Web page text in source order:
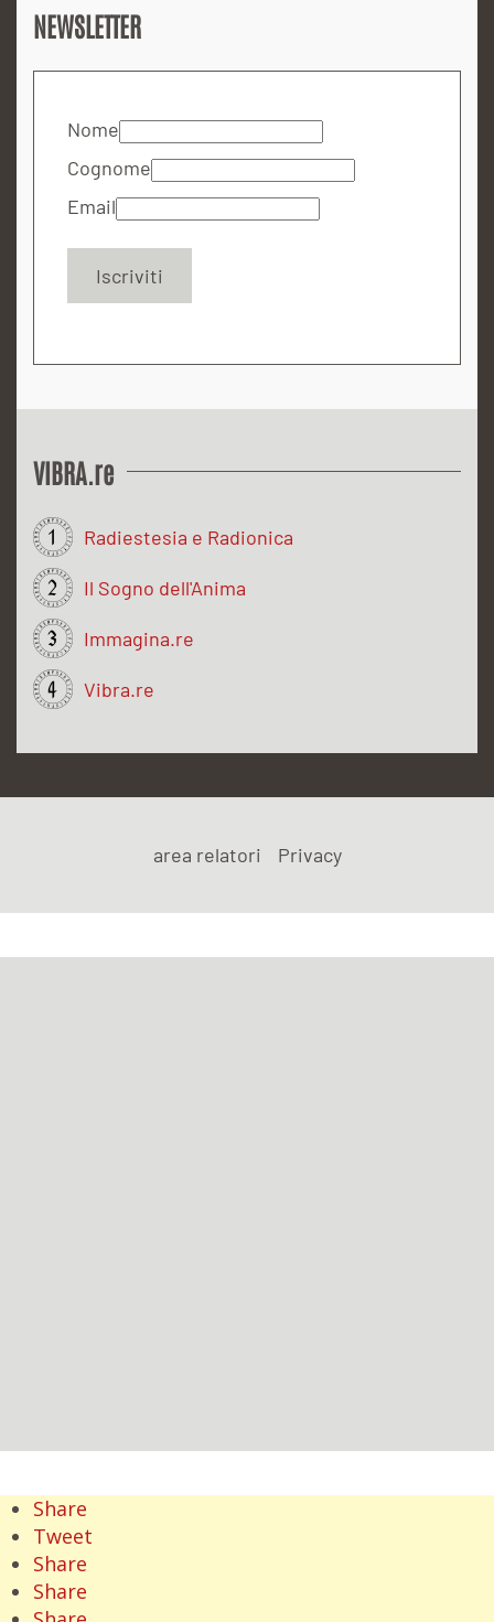
NEWSLETTER
Nome
Cognome
Email
VIBRA.re
Radiestesia e Radionica
Il Sogno dell'Anima
Immagina.re
Vibra.re
area relatori Privacy
Share
Tweet
Share
Share